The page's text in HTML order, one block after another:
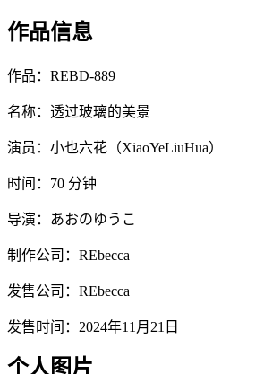
作品信息
作品：REBD-889
名称：透过玻璃的美景
演员：小也六花（XiaoYeLiuHua）
时间：70 分钟
导演：あおのゆうこ
制作公司：REbecca
发售公司：REbecca
发售时间：2024年11月21日
个人图片